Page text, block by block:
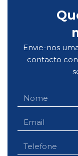
Envie-nos
contacto